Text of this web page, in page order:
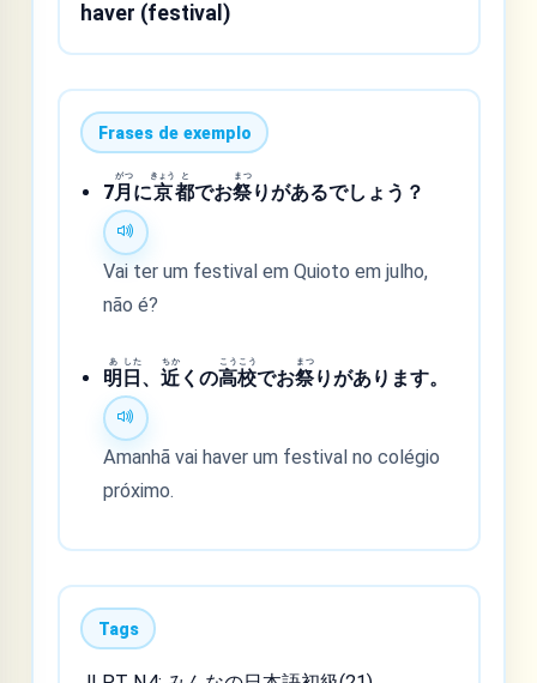
haver (festival)
Frases de exemplo
7月
がつ
に京
きょう
都
と
でお祭
まつ
りがあるでしょう？
Vai ter um festival em Quioto em julho,
não é?
明
あ
日
した
、近
ちか
くの高
こう
校
こう
でお祭
まつ
りがあります。
Amanhã vai haver um festival no colégio
próximo.
Tags